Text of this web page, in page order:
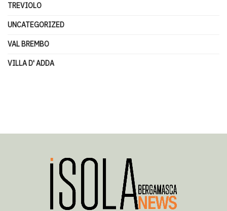
TREVIOLO
UNCATEGORIZED
VAL BREMBO
VILLA D' ADDA